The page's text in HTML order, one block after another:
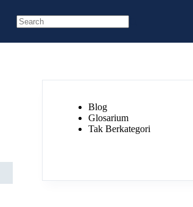
results
Blog
Glosarium
Tak Berkategori